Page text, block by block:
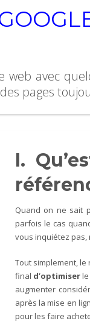
avec
pages
I.
Quand on ne sait
parfois le cas
vous inquiétez pas,
Tout simplement,
final d’optimiser
augmenter
après la mise en
pour les faire